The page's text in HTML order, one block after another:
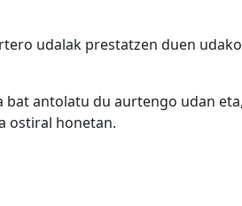
udalak prestatzen duen
antolatu du aurtengo udan
ostiral honetan.